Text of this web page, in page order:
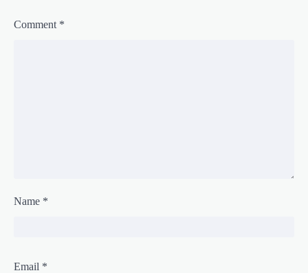
Comment *
Name *
Email *